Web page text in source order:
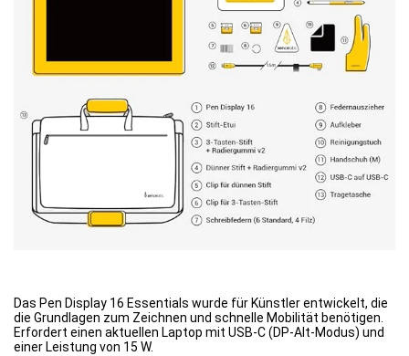
Das Pen Display 16 Essentials wurde für Künstler entwickelt, die
die Grundlagen zum Zeichnen und schnelle Mobilität benötigen.
Erfordert einen aktuellen Laptop mit USB-C (DP-Alt-Modus) und
einer Leistung von 15 W.